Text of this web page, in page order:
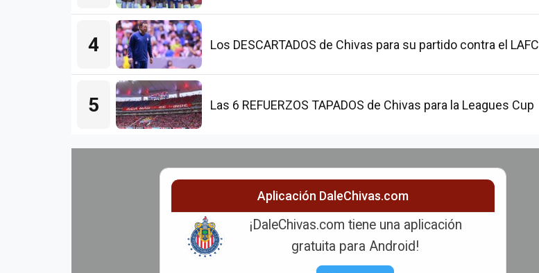
4 Los DESCARTADOS de Chivas para su partido contra el LAFC
5 Las 6 REFUERZOS TAPADOS de Chivas para la Leagues Cup
Aplicación DaleChivas.com
¡DaleChivas.com tiene una aplicación
gratuita para Android!